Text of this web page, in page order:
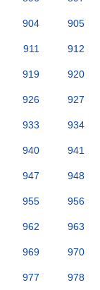
904 905
911 912
919 920
926 927
933 934
940 941
947 948
955 956
962 963
969 970
977 978